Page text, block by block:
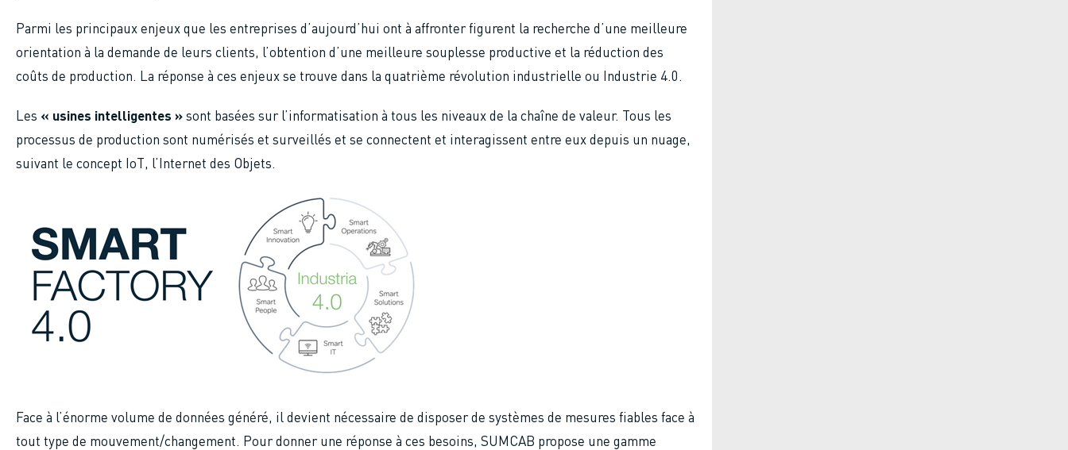
Parmi les principaux enjeux que les entreprises d’aujourd’hui ont à affronter figurent la recherche d’une meilleure
orientation à la demande de leurs clients, l’obtention d’une meilleure souplesse productive et la réduction des
coûts de production. La réponse à ces enjeux se trouve dans la quatrième révolution industrielle ou Industrie 4.0.
Les « usines intelligentes »sont basées sur l’informatisation à tous les niveaux de la chaîne de valeur. Tous les
processus de production sont numérisés et surveillés et se connectent et interagissent entre eux depuis un nuage,
suivant le concept IoT, l’Internet des Objets.
Face à l’énorme volume de données généré, il devient nécessaire de disposer de systèmes de mesures fiables face à
tout type de mouvement/changement. Pour donner une réponse à ces besoins, SUMCAB propose une gamme